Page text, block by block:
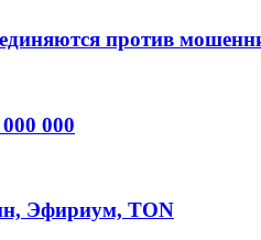
против
000
Эфириум, TON